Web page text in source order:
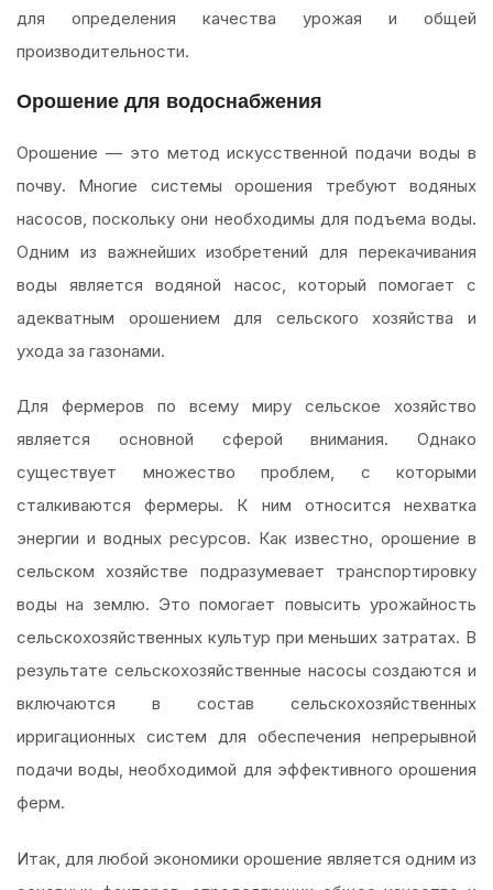
для определения качества урожая и общей
производительности.
Орошение для водоснабжения
Орошение — это метод искусственной подачи воды в
почву. Многие системы орошения требуют водяных
насосов, поскольку они необходимы для подъема воды.
Одним из важнейших изобретений для перекачивания
воды является водяной насос, который помогает с
адекватным орошением для сельского хозяйства и
ухода за газонами.
Для фермеров по всему миру сельское хозяйство
является основной сферой внимания. Однако
существует множество проблем, с которыми
сталкиваются фермеры. К ним относится нехватка
энергии и водных ресурсов. Как известно, орошение в
сельском хозяйстве подразумевает транспортировку
воды на землю. Это помогает повысить урожайность
сельскохозяйственных культур при меньших затратах. В
результате сельскохозяйственные насосы создаются и
включаются в состав сельскохозяйственных
ирригационных систем для обеспечения непрерывной
подачи воды, необходимой для эффективного орошения
ферм.
Итак, для любой экономики орошение является одним из